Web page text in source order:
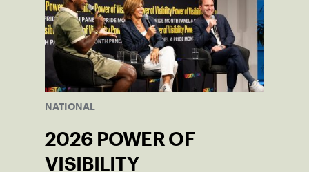
NATIONAL
2026 POWER OF
VISIBILITY